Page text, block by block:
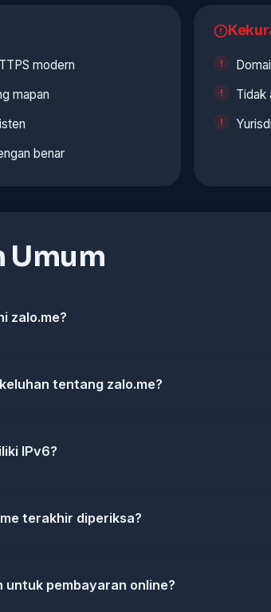
modern
mapan
benar
Tidak
Umum
zalo.me?
tentang zalo.me?
IPv6?
terakhir diperiksa?
untuk pembayaran online?